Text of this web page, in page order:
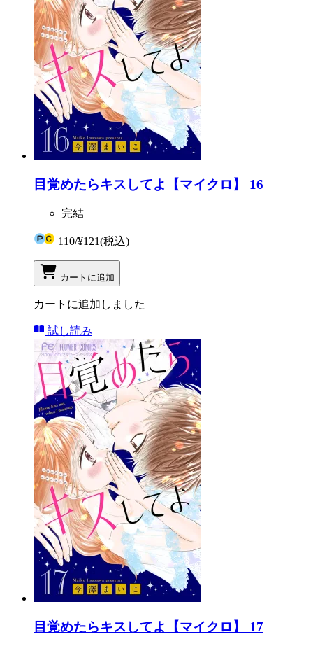
目覚めたらキスしてよ【マイクロ】 16
完結
110/¥121(税込)
カートに追加
カートに追加しました
試し読み
目覚めたらキスしてよ【マイクロ】 17